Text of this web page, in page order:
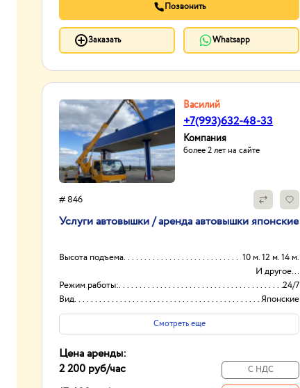
Позвонить
Заказать Whatsapp
Василий
+7(993)632-48-33
Компания
более 2 лет на сайте
# 846
Услуги автовышки / аренда автовышки японские
Высота подъема
10 м. 12 м. 14 м.
И другое...
Режим работы:
24/7
Вид
Японские
Оборудование
Автовышки
Смотреть еще
Цена аренды:
2 200 руб/час
С НДС